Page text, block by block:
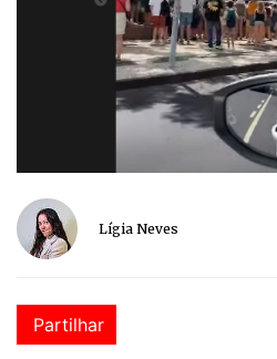
Lígia Neves
Partilhar